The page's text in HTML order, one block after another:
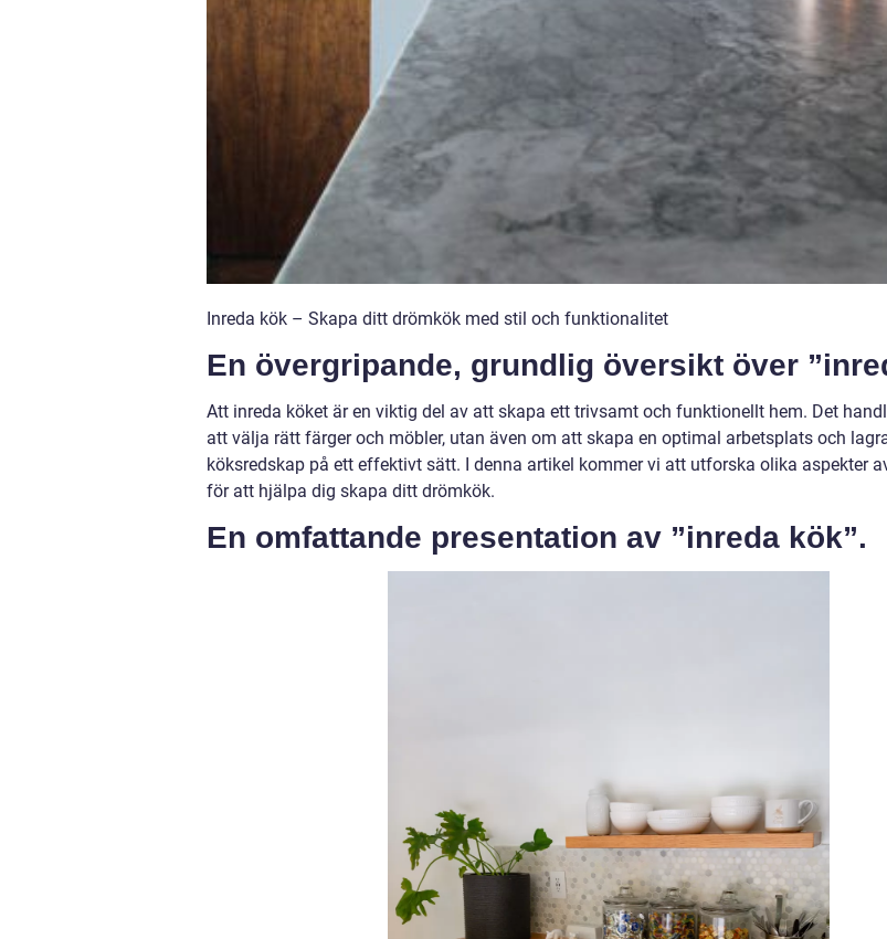
Inreda kök – Skapa ditt drömkök med stil och funktionalitet
En övergripande, grundlig översikt över
Att inreda köket är en viktig del av att skapa ett trivsamt och funktionellt hem. Det
att välja rätt färger och möbler, utan även om att skapa en optimal arbetsplats och
köksredskap på ett effektivt sätt. I denna artikel kommer vi att utforska olika aspekter
för att hjälpa dig skapa ditt drömkök.
En omfattande presentation av ”inreda kök”.